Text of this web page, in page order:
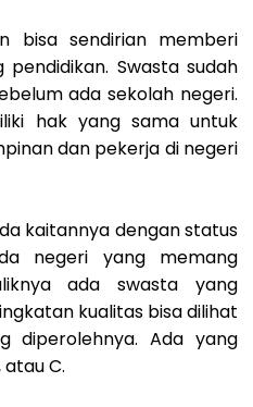
bisa sendirian memberi
Swasta sudah
ada sekolah negeri.
hak yang sama untuk
dan pekerja di negeri
kaitannya dengan status
negeri yang memang
ada swasta yang
kualitas bisa dilihat
diperolehnya. Ada yang
C.